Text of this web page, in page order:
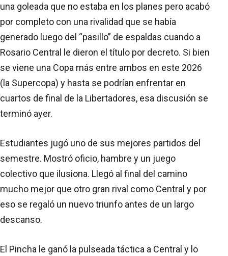
una goleada que no estaba en los planes pero acabó
por completo con una rivalidad que se había
generado luego del “pasillo” de espaldas cuando a
Rosario Central le dieron el título por decreto. Si bien
se viene una Copa más entre ambos en este 2026
(la Supercopa) y hasta se podrían enfrentar en
cuartos de final de la Libertadores, esa discusión se
terminó ayer.
Estudiantes jugó uno de sus mejores partidos del
semestre. Mostró oficio, hambre y un juego
colectivo que ilusiona. Llegó al final del camino
mucho mejor que otro gran rival como Central y por
eso se regaló un nuevo triunfo antes de un largo
descanso.
El Pincha le ganó la pulseada táctica a Central y lo